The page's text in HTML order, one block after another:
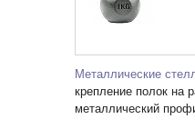
Металлические
крепление полок на
металлический